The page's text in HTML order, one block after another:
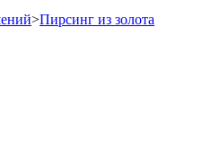
>Пирсинг из золота